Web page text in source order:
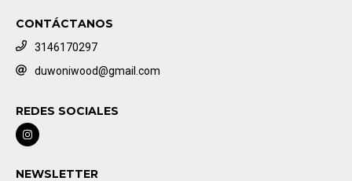
CONTÁCTANOS
3146170297
duwoniwood@gmail.com
REDES SOCIALES
NEWSLETTER